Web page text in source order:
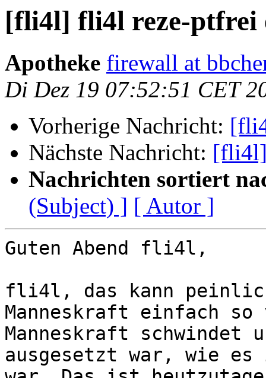
[fli4l] fli4l reze-ptfrei
Apotheke firewall at
Di Dez 19 07:52:51 CET
Vorherige Nachricht:
Nächste Nachricht: [fli4l]
Nachrichten sortiert
(Subject) ] [ Autor ]
Guten Abend fli4l,
fli4l, das kann
Manneskraft einfach
Manneskraft schwindet
ausgesetzt war, wie es